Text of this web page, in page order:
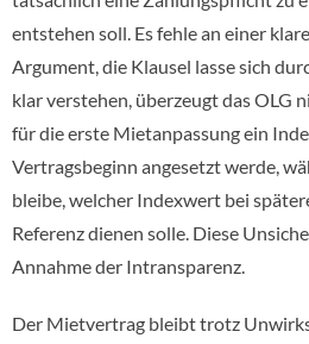
entstehen soll. Es fehle an einer
Argument, die Klausel lasse sich
klar verstehen, überzeugt das OLG
für die erste Mietanpassung ein
Vertragsbeginn angesetzt werde,
bleibe, welcher Indexwert bei
Referenz dienen solle. Diese
Annahme der Intransparenz.
Der Mietvertrag bleibt trotz